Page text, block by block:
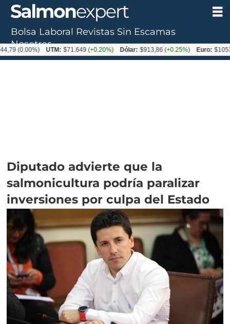
Diputado advierte que la
salmonicultura podría paralizar
inversiones por culpa del Estado
Bolsa Laboral Revistas Sin Escamas
Nosotros
UTM: $71.649(+0.20%) Dólar: $913,86(+0.25%) Euro: $1053,08(-